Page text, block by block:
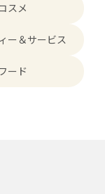
スメ
ー＆サービス
フード